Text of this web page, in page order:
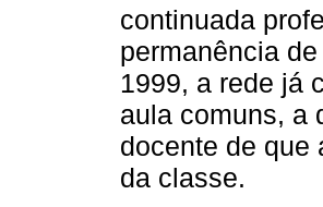
continuada
permanência
1999, a rede já
aula comuns, a
docente de que
da classe.